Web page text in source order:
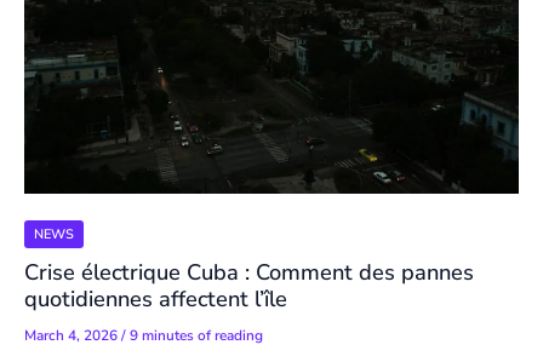
NEWS
Crise électrique Cuba : Comment des pannes
quotidiennes affectent l’île
March 4, 2026/9 minutes of reading